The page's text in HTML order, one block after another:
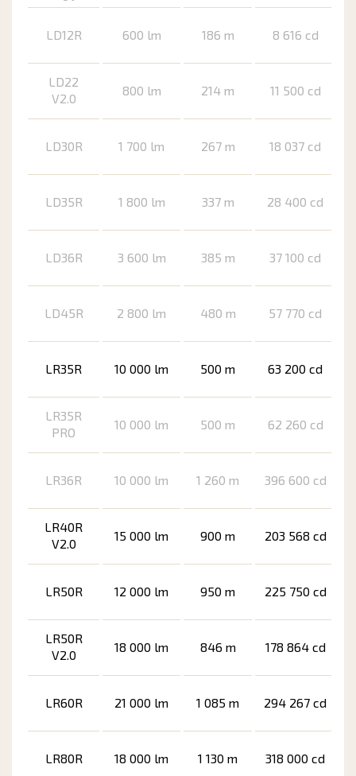
LD12R 600 lm 186 m 8 616 cd
LD22
V2.0
800 lm 214 m 11 500 cd
LD30R 1 700 lm 267 m 18 037 cd
LD35R 1 800 lm 337 m 28 400 cd
LD36R 3 600 lm 385 m 37 100 cd
LD45R 2 800 lm 480 m 57 770 cd
LR35R 10 000 lm 500 m 63 200 cd
LR35R
PRO
10 000 lm 500 m 62 260 cd
LR36R 10 000 lm 1 260 m 396 600 cd
LR40R
V2.0
15 000 lm 900 m 203 568 cd
LR50R 12 000 lm 950 m 225 750 cd
LR50R
V2.0
18 000 lm 846 m 178 864 cd
LR60R 21 000 lm 1 085 m 294 267 cd
LR80R 18 000 lm 1 130 m 318 000 cd